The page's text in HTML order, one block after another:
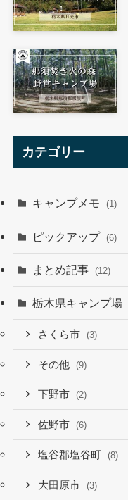
カテゴリー
キャンプメモ (1)
ピックアップ (6)
まとめ記事 (12)
栃木県キャンプ場
さくら市 (3)
その他 (9)
下野市 (2)
佐野市 (6)
塩谷郡塩谷町 (8)
大田原市 (3)